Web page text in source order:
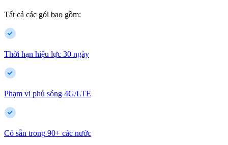
Tất cả các gói bao gồm:
Thời hạn hiệu lực 30 ngày
Phạm vi phủ sóng 4G/LTE
Có sẵn trong 90+ các nước